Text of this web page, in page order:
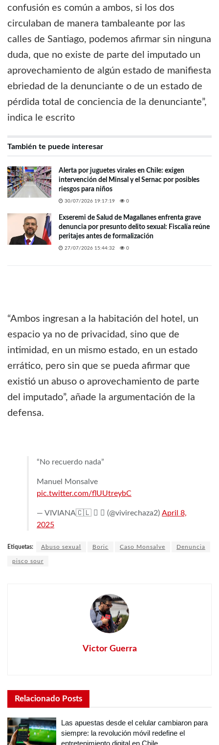
confusión es común a ambos, si los dos
circulaban de manera tambaleante por las
calles de Santiago, podemos afirmar sin ninguna
duda, que no existe de parte del imputado un
aprovechamiento de algún estado de manifiesta
ebriedad de la denunciante o de un estado de
pérdida total de conciencia de la denunciante”,
indica le escrito
También te puede interesar
Alerta por juguetes virales en Chile: exigen
intervención del Minsal y el Sernac por posibles
riesgos para niños
30/07/2026 19:17:19 0
Exseremi de Salud de Magallanes enfrenta grave
denuncia por presunto delito sexual: Fiscalía reúne
peritajes antes de formalización
27/07/2026 15:44:32 0
“Ambos ingresan a la habitación del hotel, un
espacio ya no de privacidad, sino que de
intimidad, en un mismo estado, en un estado
errático, pero sin que se pueda afirmar que
existió un abuso o aprovechamiento de parte
del imputado”, añade la argumentación de la
defensa.
“No recuerdo nada”
Manuel Monsalve
pic.twitter.com/flUUtreybC
— VIVIANA🇨🇱  ✪ (@vivirechaza2) April 8,
2025
Etiquetas: Abuso sexual Boric Caso Monsalve Denuncia
pisco sour
Victor Guerra
Relacionado Posts
Las apuestas desde el celular cambiaron para
siempre: la revolución móvil redefine el
entretenimiento digital en Chile